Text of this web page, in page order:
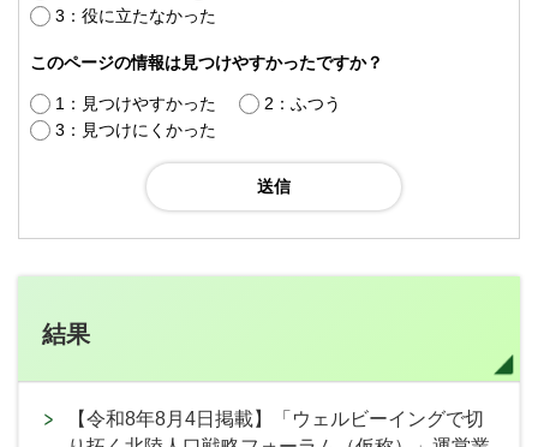
3：役に立たなかった
このページの情報は見つけやすかったですか？
1：見つけやすかった
2：ふつう
3：見つけにくかった
結果
【令和8年8月4日掲載】「ウェルビーイングで切